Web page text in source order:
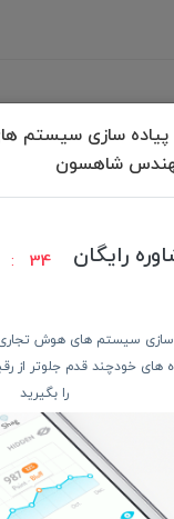
پیاده سازی سیستم
رایگان 34
سازی سیستم های هوش
های خودچند قدم جلوتر از
را بگیرید
برگشت به
پرداخت در
دسترسی
صفحه ابتدایی